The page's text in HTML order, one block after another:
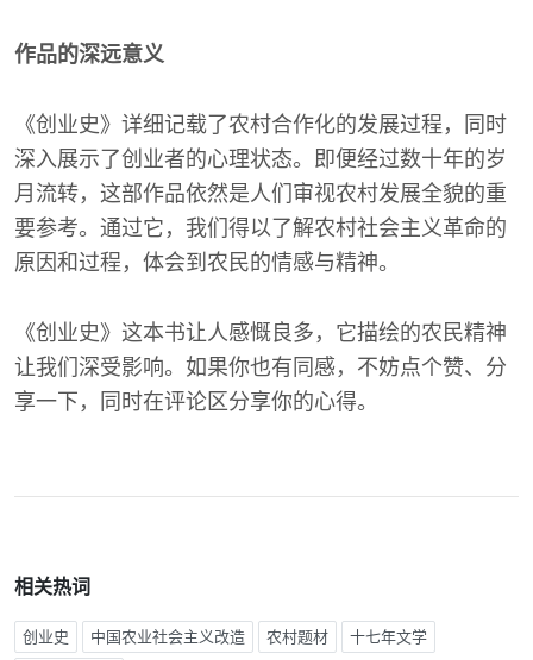
作品的深远意义
《创业史》详细记载了农村合作化的发展过程，同时
深入展示了创业者的心理状态。即便经过数十年的岁
月流转，这部作品依然是人们审视农村发展全貌的重
要参考。通过它，我们得以了解农村社会主义革命的
原因和过程，体会到农民的情感与精神。
《创业史》这本书让人感慨良多，它描绘的农民精神
让我们深受影响。如果你也有同感，不妨点个赞、分
享一下，同时在评论区分享你的心得。
相关热词
创业史 中国农业社会主义改造 农村题材 十七年文学